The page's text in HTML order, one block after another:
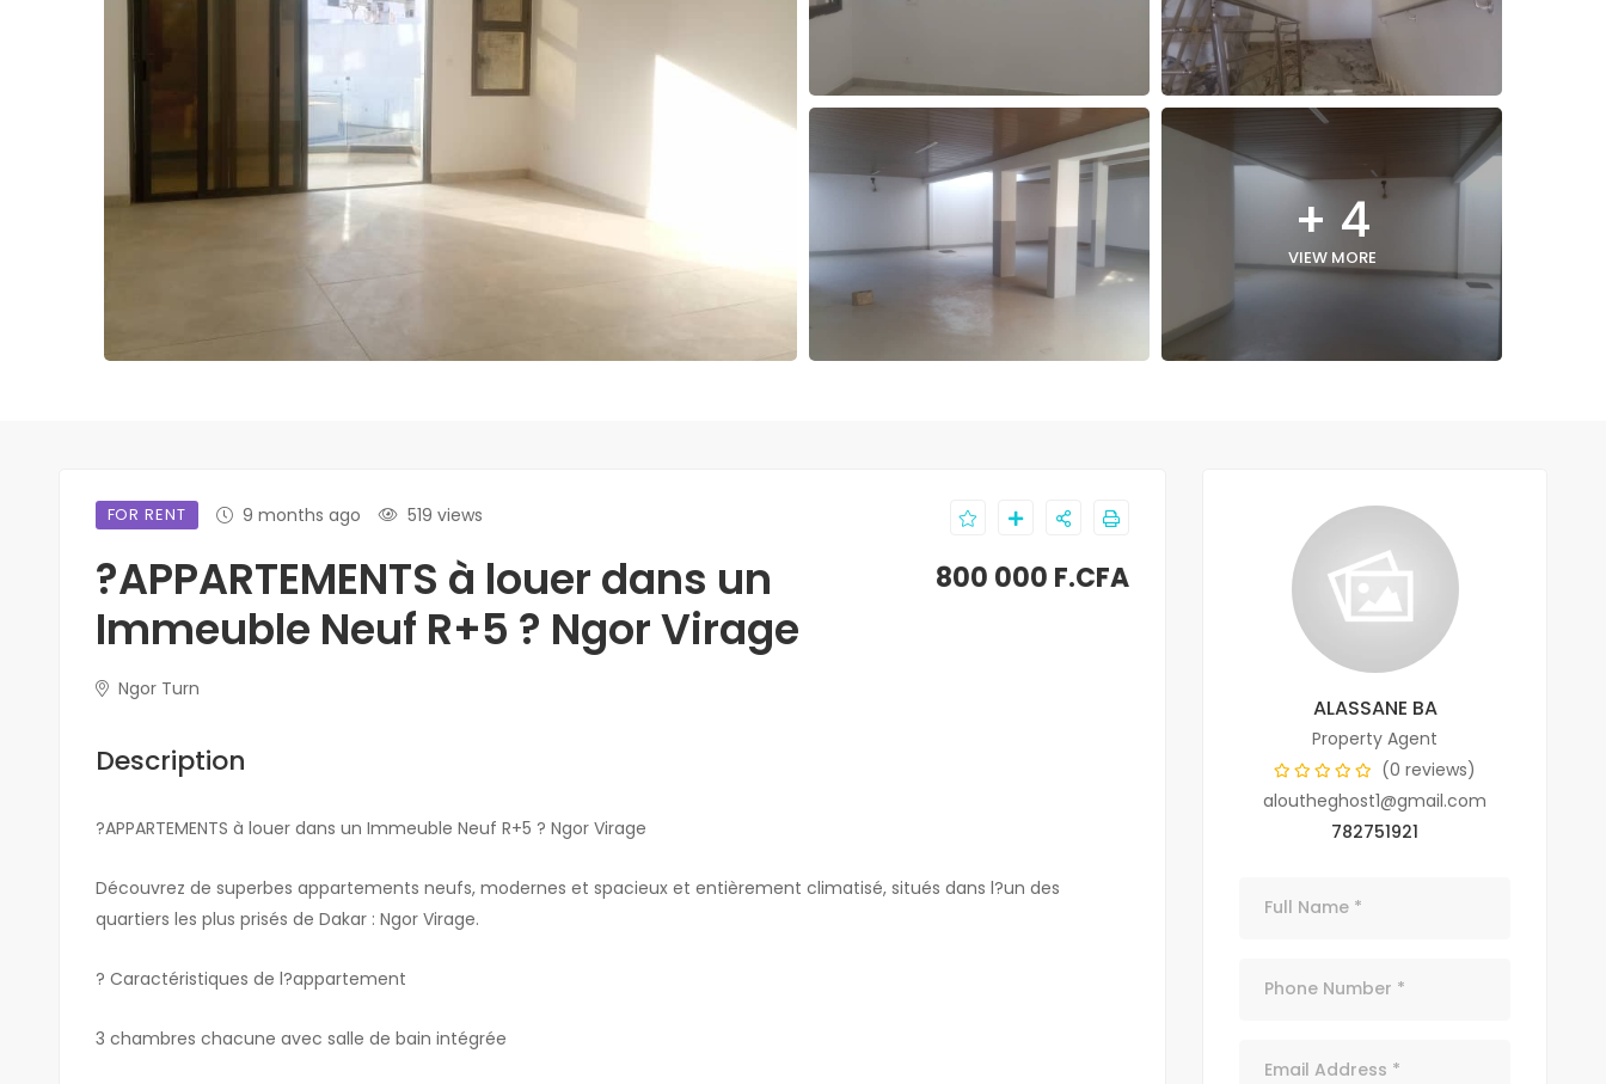
+ 4
VIEW MORE
FOR RENT 9 months ago 519 views
?APPARTEMENTS à louer dans un
Immeuble Neuf R+5 ? Ngor Virage
Ngor Turn
800 000 F.CFA
Description
?APPARTEMENTS à louer dans un Immeuble Neuf R+5 ? Ngor Virage
Découvrez de superbes appartements neufs, modernes et spacieux et entièrement climatisé, situés dans l?un des
quartiers les plus prisés de Dakar : Ngor Virage.
? Caractéristiques de l?appartement
3 chambres chacune avec salle de bain intégrée
ALASSANE BA
Property Agent
(0 reviews)
aloutheghost1@gmail.com
782751921